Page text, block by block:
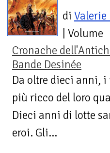
di
| Volume
Cronache
Bande Desinée
Da oltre dieci anni,
più ricco del loro
Dieci anni di lotte
eroi. Gli...